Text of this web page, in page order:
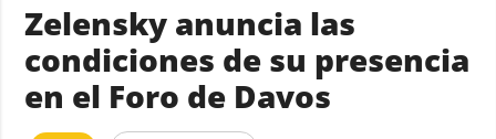
Zelensky anuncia las
condiciones de su presencia
en el Foro de Davos